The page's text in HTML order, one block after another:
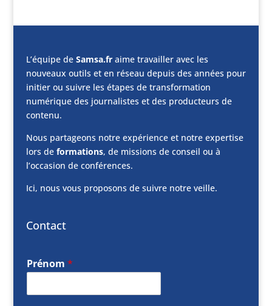
L’équipe de Samsa.fraime travailler avec les
nouveaux outils et en réseau depuis des années pour
initier ou suivre les étapes de transformation
numérique des journalistes et des producteurs de
contenu.
Nous partageons notre expérience et notre expertise
lors de formations, de missions de conseil ou à
l’occasion de conférences.
Ici, nous vous proposons de suivre notre veille.
Contact
Prénom *